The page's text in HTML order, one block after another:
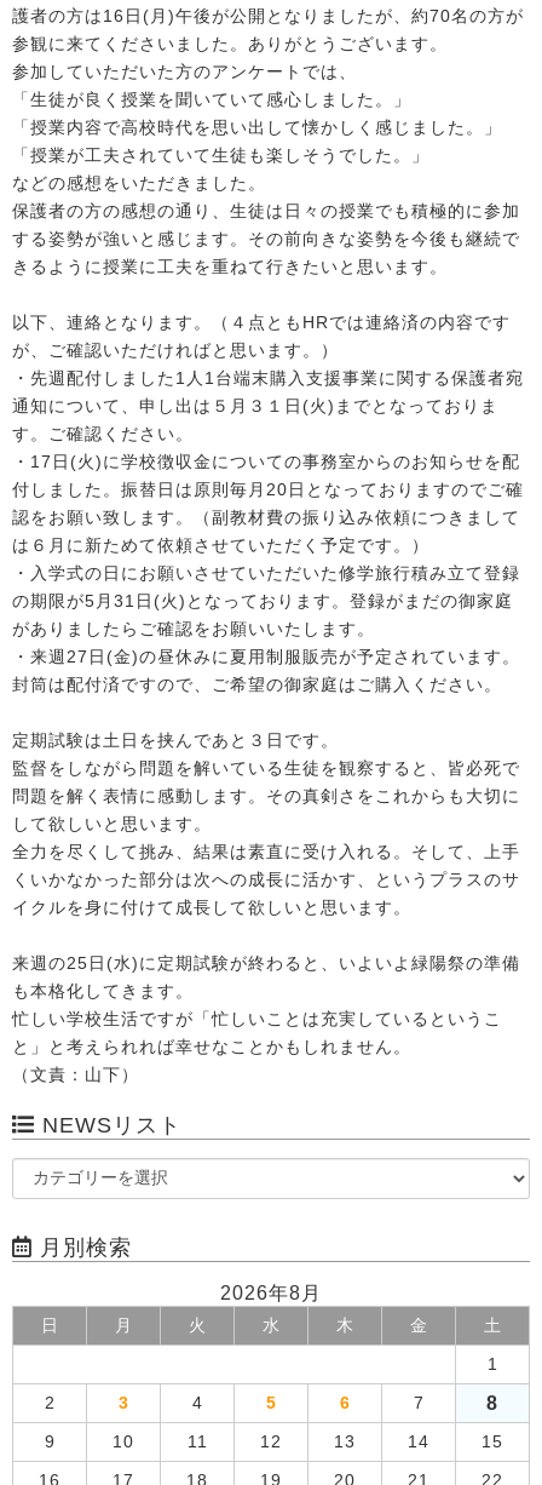
護者の方は16日(月)午後が公開となりましたが、約70名の方が
参観に来てくださいました。ありがとうございます。
参加していただいた方のアンケートでは、
「生徒が良く授業を聞いていて感心しました。」
「授業内容で高校時代を思い出して懐かしく感じました。」
「授業が工夫されていて生徒も楽しそうでした。」
などの感想をいただきました。
保護者の方の感想の通り、生徒は日々の授業でも積極的に参加
する姿勢が強いと感じます。その前向きな姿勢を今後も継続で
きるように授業に工夫を重ねて行きたいと思います。
以下、連絡となります。（４点ともHRでは連絡済の内容です
が、ご確認いただければと思います。）
・先週配付しました1人1台端末購入支援事業に関する保護者宛
通知について、申し出は５月３１日(火)までとなっておりま
す。ご確認ください。
・17日(火)に学校徴収金についての事務室からのお知らせを配
付しました。振替日は原則毎月20日となっておりますのでご確
認をお願い致します。（副教材費の振り込み依頼につきまして
は６月に新ためて依頼させていただく予定です。）
・入学式の日にお願いさせていただいた修学旅行積み立て登録
の期限が5月31日(火)となっております。登録がまだの御家庭
がありましたらご確認をお願いいたします。
・来週27日(金)の昼休みに夏用制服販売が予定されています。
封筒は配付済ですので、ご希望の御家庭はご購入ください。
定期試験は土日を挟んであと３日です。
監督をしながら問題を解いている生徒を観察すると、皆必死で
問題を解く表情に感動します。その真剣さをこれからも大切に
して欲しいと思います。
全力を尽くして挑み、結果は素直に受け入れる。 そして、上手
くいかなかった部分は次への成長に活かす、というプラスのサ
イクルを身に付けて成長して欲しいと思います。
来週の25日(水)に定期試験が終わると、いよいよ緑陽祭の準備
も本格化してきます。
忙しい学校生活ですが「忙しいことは充実しているというこ
と」と考えられれば幸せなことかもしれません。
（文責：山下）
NEWSリスト
月別検索
2026年8月
日 月 火 水 木 金 土
1
2 3 4 5 6 7 8
9 10 11 12 13 14 15
16 17 18 19 20 21 22